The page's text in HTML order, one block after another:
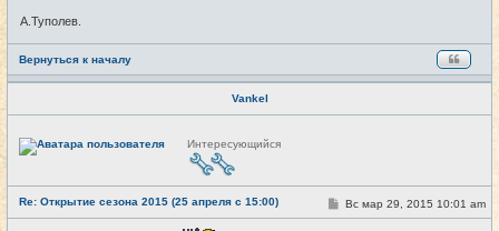
А.Туполев.
Вернуться к началу
Vankel
Н
е
е
т
и
Интересующийся
Re: Открытие сезона 2015 (25 апреля с 15:00) #20
С
о
Вс мар 29, 2015 10:01 am